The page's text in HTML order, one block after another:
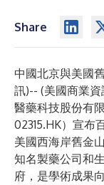
Share
中國北京與美國
訊)-- (美國商業資
醫藥科技股份有
02315.HK）宣布
美國西海岸舊金
知名製藥公司和
府，是學術成果